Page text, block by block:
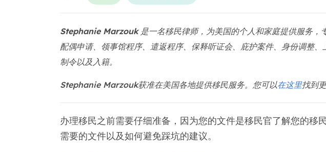
Stephanie Marzouk是一名移民律师，为美国的个人和家庭提供服务，
配偶申请、领事馆程序、遣返程序、保释听证会、庇护案件、身份调整
制令以及入籍。
Stephanie Marzouk获准在美国各地提供移民服务。您可以在这里找到
办理移民之前需要仔细准备，因为您的文件是移民官了解您的移
需要的文件以及如何避免踩坑的建议。